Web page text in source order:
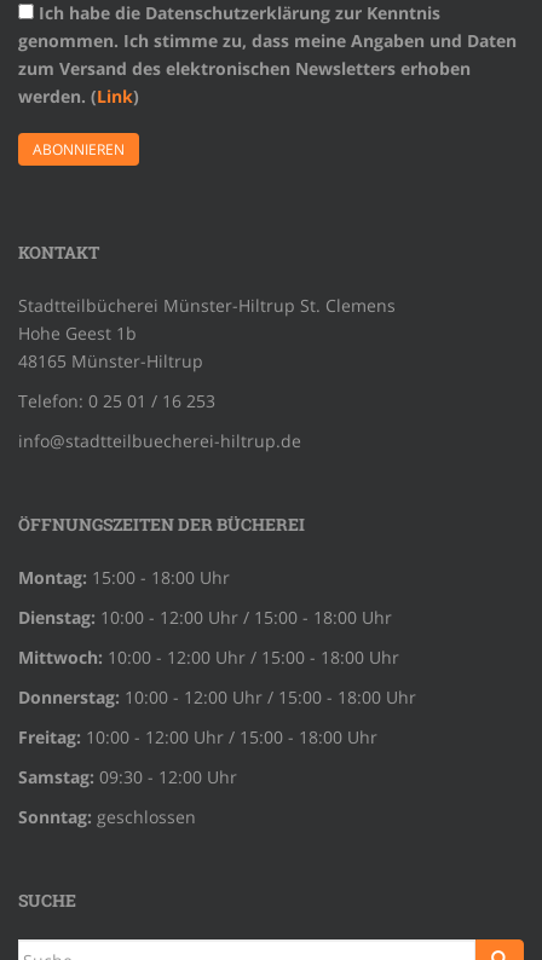
Ich habe die Datenschutzerklärung zur Kenntnis
genommen. Ich stimme zu, dass meine Angaben und Daten
zum Versand des elektronischen Newsletters erhoben
werden. (Link)
KONTAKT
Stadtteilbücherei Münster-Hiltrup St. Clemens
Hohe Geest 1b
48165 Münster-Hiltrup
Telefon: 0 25 01 / 16 253
info@stadtteilbuecherei-hiltrup.de
ÖFFNUNGSZEITEN DER BÜCHEREI
Montag: 15:00 - 18:00 Uhr
Dienstag: 10:00 - 12:00 Uhr / 15:00 - 18:00 Uhr
Mittwoch: 10:00 - 12:00 Uhr / 15:00 - 18:00 Uhr
Donnerstag: 10:00 - 12:00 Uhr / 15:00 - 18:00 Uhr
Freitag: 10:00 - 12:00 Uhr / 15:00 - 18:00 Uhr
Samstag: 09:30 - 12:00 Uhr
Sonntag: geschlossen
SUCHE
Suche